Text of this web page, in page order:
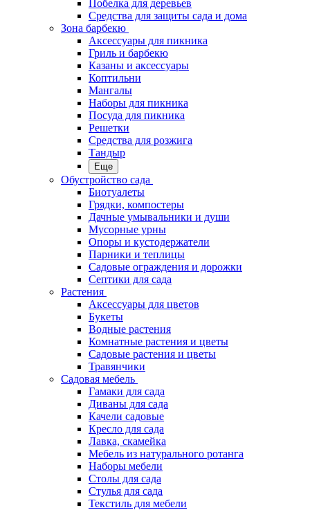
Побелка для деревьев
Средства для защиты сада и дома
Зона барбекю
Аксессуары для пикника
Гриль и барбекю
Казаны и аксессуары
Коптильни
Мангалы
Наборы для пикника
Посуда для пикника
Решетки
Средства для розжига
Тандыр
Еще
Обустройство сада
Биотуалеты
Грядки, компостеры
Дачные умывальники и души
Мусорные урны
Опоры и кустодержатели
Парники и теплицы
Садовые ограждения и дорожки
Септики для сада
Растения
Аксессуары для цветов
Букеты
Водные растения
Комнатные растения и цветы
Садовые растения и цветы
Травянчики
Садовая мебель
Гамаки для сада
Диваны для сада
Качели садовые
Кресло для сада
Лавка, скамейка
Мебель из натурального ротанга
Наборы мебели
Столы для сада
Стулья для сада
Текстиль для мебели